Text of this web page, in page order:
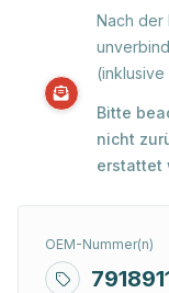
Nach der
(inklusive
Bitte
nicht
erstattet
OEM-Nummer(n)